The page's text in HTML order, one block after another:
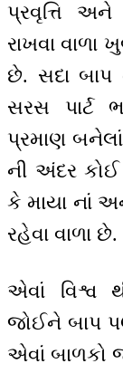
પ્રવૃત્તિ
રાખવા વાળા
છે. સદા
સરસ પાર્ટ
પ્રમાણ બનેલાં
ની અંદર કોઈ
કે માયા નાં
રહેવા વાળા છે.
એવાં વિશ્વ
જોઈને બાપ
એવાં બાળકો